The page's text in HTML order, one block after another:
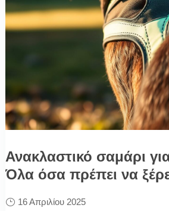
Ανακλαστικό σαμάρι
Όλα όσα πρέπει να
16 Απριλίου 2025